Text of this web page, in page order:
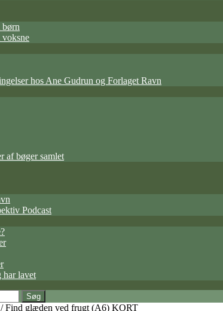
børn
voksne
hos Ane Gudrun og Forlaget Ravn
af bøger samlet
Podcast
har lavet
/ Find glæden ved frugt (A6) KORT